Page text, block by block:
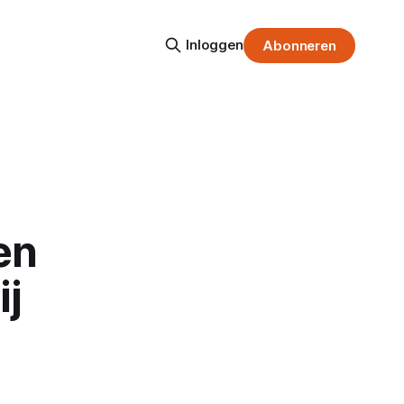
Inloggen Abonneren